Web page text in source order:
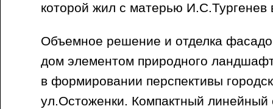
которой жил с матерью И.С.Тургенев
Объемное решение и отделка
дом элементом природного
в формировании перспективы
ул.Остоженки. Компактный линейный